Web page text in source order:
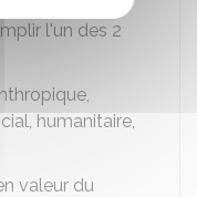
l'un des 2
humanitaire,
valeur du